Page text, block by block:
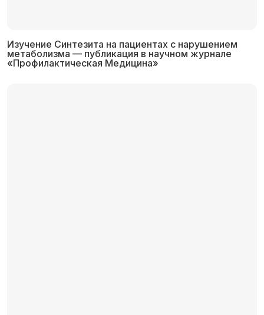
Изучение Синтезита на пациентах с нарушением
метаболизма — публикация в научном журнале
«Профилактическая Медицина»